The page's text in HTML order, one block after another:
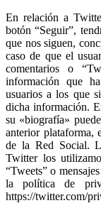
En relación a
botón “Seguir”,
que nos siguen,
caso de que el
comentarios o
información que
usuarios a los que
dicha información.
su «biografía»
anterior plataforma,
de la Red Social.
Twitter los
“Tweets” o
la política de
https://twitter.com/